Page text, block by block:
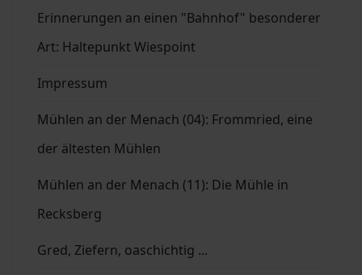
Erinnerungen an einen "Bahnhof" besonderer
Art: Haltepunkt Wiespoint
Impressum
Mühlen an der Menach (04): Frommried, eine
der ältesten Mühlen
Mühlen an der Menach (11): Die Mühle in
Recksberg
Gred, Ziefern, oaschichtig ...